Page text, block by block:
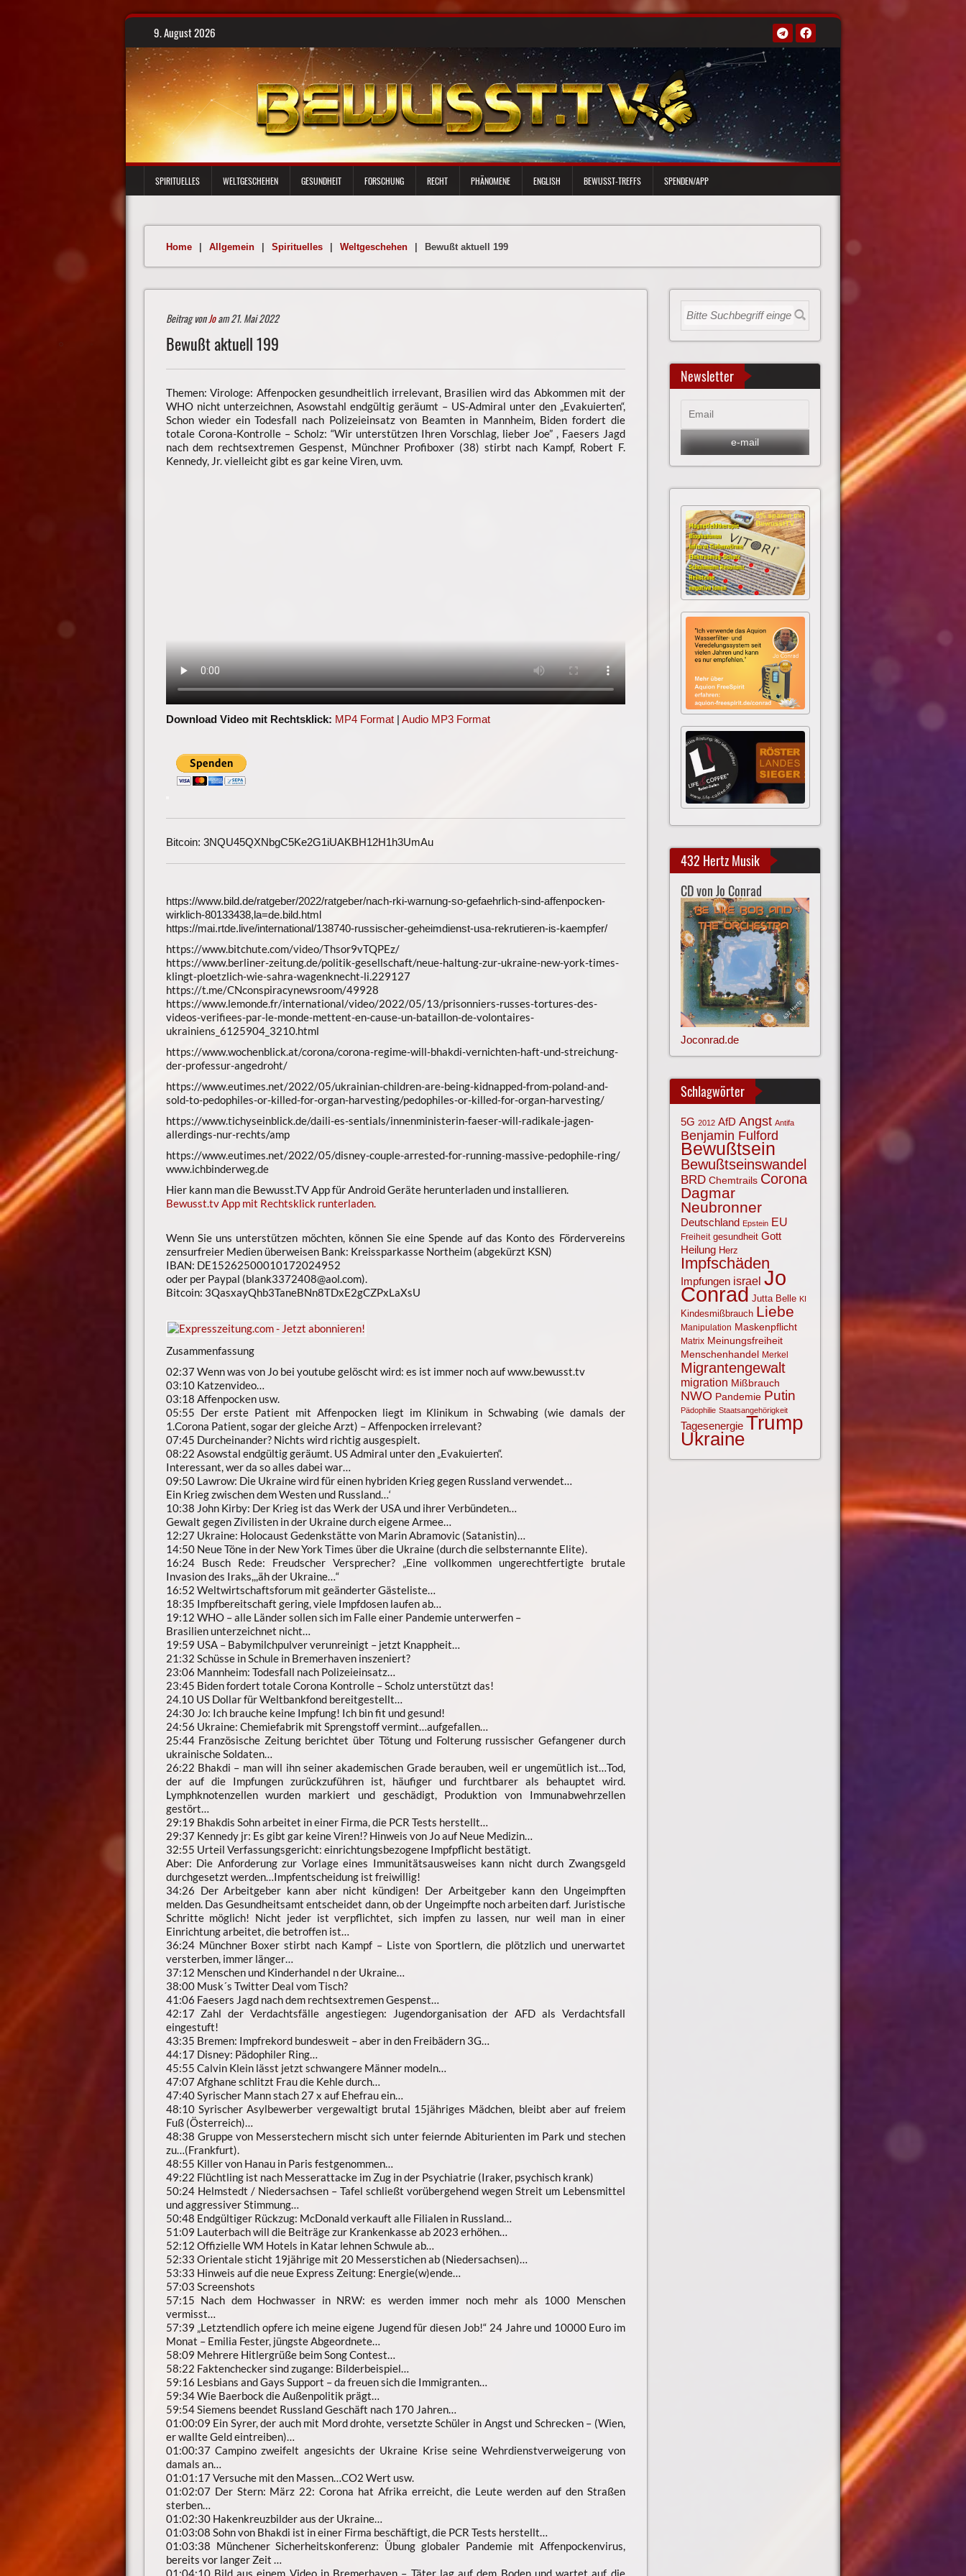
Skip
content
9. August 2026
SPIRITUELLES WELTGESCHEHEN GESUNDHEIT FORSCHUNG RECHT PHÄNOMENE ENGLISH BEWUSST-TREFFS SPENDEN/APP
Home Allgemein Spirituelles Weltgeschehen Bewußt aktuell 199
Beitrag vonJoam 21. Mai 2022
Bewußt aktuell 199
Themen: Virologe: Affenpocken gesundheitlich irrelevant, Brasilien wird das Abkommen mit der
WHO nicht unterzeichnen, Asowstahl endgültig geräumt – US-Admiral unter den „Evakuierten“,
Schon wieder ein Todesfall nach Polizeieinsatz von Beamten in Mannheim, Biden fordert die
totale Corona-Kontrolle – Scholz: “Wir unterstützen Ihren Vorschlag, lieber Joe” , Faesers Jagd
nach dem rechtsextremen Gespenst, Münchner Profiboxer (38) stirbt nach Kampf, Robert F.
Kennedy, Jr. vielleicht gibt es gar keine Viren, uvm.
Download Video mit Rechtsklick: MP4 Format| Audio MP3 Format
Bitcoin: 3NQU45QXNbgC5Ke2G1iUAKBH12H1h3UmAu
https://www.bild.de/ratgeber/2022/ratgeber/nach-rki-warnung-so-gefaehrlich-sind-affenpocken-
wirklich-80133438,la=de.bild.html
https://mai.rtde.live/international/138740-russischer-geheimdienst-usa-rekrutieren-is-kaempfer/
https://www.bitchute.com/video/Thsor9vTQPEz/
https://www.berliner-zeitung.de/politik-gesellschaft/neue-haltung-zur-ukraine-new-york-times-
klingt-ploetzlich-wie-sahra-wagenknecht-li.229127
https://t.me/CNconspiracynewsroom/49928
https://www.lemonde.fr/international/video/2022/05/13/prisonniers-russes-tortures-des-
videos-verifiees-par-le-monde-mettent-en-cause-un-bataillon-de-volontaires-
ukrainiens_6125904_3210.html
https://www.wochenblick.at/corona/corona-regime-will-bhakdi-vernichten-haft-und-streichung-
der-professur-angedroht/
https://www.eutimes.net/2022/05/ukrainian-children-are-being-kidnapped-from-poland-and-
sold-to-pedophiles-or-killed-for-organ-harvesting/pedophiles-or-killed-for-organ-harvesting/
https://www.tichyseinblick.de/daili-es-sentials/innenministerin-faeser-will-radikale-jagen-
allerdings-nur-rechts/amp
https://www.eutimes.net/2022/05/disney-couple-arrested-for-running-massive-pedophile-ring/
www.ichbinderweg.de
Hier kann man die Bewusst.TV App für Android Geräte herunterladen und installieren.
Bewusst.tv App mit Rechtsklick runterladen.
Wenn Sie uns unterstützen möchten, können Sie eine Spende auf das Konto des Fördervereins
zensurfreier Medien überweisen Bank: Kreissparkasse Northeim (abgekürzt KSN)
IBAN: DE15262500010172024952
oder per Paypal (blank3372408@aol.com).
Bitcoin: 3QasxayQhb3TaneBNn8TDxE2gCZPxLaXsU
Zusammenfassung
02:37 Wenn was von Jo bei youtube gelöscht wird: es ist immer noch auf www.bewusst.tv
03:10 Katzenvideo…
03:18 Affenpocken usw.
05:55 Der erste Patient mit Affenpocken liegt im Klinikum in Schwabing (wie damals der
1.Corona Patient, sogar der gleiche Arzt) – Affenpocken irrelevant?
07:45 Durcheinander? Nichts wird richtig ausgespielt.
08:22 Asowstal endgültig geräumt. US Admiral unter den „Evakuierten“.
Interessant, wer da so alles dabei war…
09:50 Lawrow: Die Ukraine wird für einen hybriden Krieg gegen Russland verwendet…
Ein Krieg zwischen dem Westen und Russland…‘
10:38 John Kirby: Der Krieg ist das Werk der USA und ihrer Verbündeten…
Gewalt gegen Zivilisten in der Ukraine durch eigene Armee…
12:27 Ukraine: Holocaust Gedenkstätte von Marin Abramovic (Satanistin)…
14:50 Neue Töne in der New York Times über die Ukraine (durch die selbsternannte Elite).
16:24 Busch Rede: Freudscher Versprecher? „Eine vollkommen ungerechtfertigte brutale
Invasion des Iraks,,,äh der Ukraine…“
16:52 Weltwirtschaftsforum mit geänderter Gästeliste…
18:35 Impfbereitschaft gering, viele Impfdosen laufen ab…
19:12 WHO – alle Länder sollen sich im Falle einer Pandemie unterwerfen –
Brasilien unterzeichnet nicht…
19:59 USA – Babymilchpulver verunreinigt – jetzt Knappheit…
21:32 Schüsse in Schule in Bremerhaven inszeniert?
23:06 Mannheim: Todesfall nach Polizeieinsatz…
23:45 Biden fordert totale Corona Kontrolle – Scholz unterstützt das!
24.10 US Dollar für Weltbankfond bereitgestellt…
24:30 Jo: Ich brauche keine Impfung! Ich bin fit und gesund!
24:56 Ukraine: Chemiefabrik mit Sprengstoff vermint…aufgefallen…
25:44 Französische Zeitung berichtet über Tötung und Folterung russischer Gefangener durch
ukrainische Soldaten…
26:22 Bhakdi – man will ihn seiner akademischen Grade berauben, weil er ungemütlich ist…Tod,
der auf die Impfungen zurückzuführen ist, häufiger und furchtbarer als behauptet wird.
Lymphknotenzellen wurden markiert und geschädigt, Produktion von Immunabwehrzellen
gestört…
29:19 Bhakdis Sohn arbeitet in einer Firma, die PCR Tests herstellt…
29:37 Kennedy jr: Es gibt gar keine Viren!? Hinweis von Jo auf Neue Medizin…
32:55 Urteil Verfassungsgericht: einrichtungsbezogene Impfpflicht bestätigt.
Aber: Die Anforderung zur Vorlage eines Immunitätsausweises kann nicht durch Zwangsgeld
durchgesetzt werden…Impfentscheidung ist freiwillig!
34:26 Der Arbeitgeber kann aber nicht kündigen! Der Arbeitgeber kann den Ungeimpften
melden. Das Gesundheitsamt entscheidet dann, ob der Ungeimpfte noch arbeiten darf. Juristische
Schritte möglich! Nicht jeder ist verpflichtet, sich impfen zu lassen, nur weil man in einer
Einrichtung arbeitet, die betroffen ist…
36:24 Münchner Boxer stirbt nach Kampf – Liste von Sportlern, die plötzlich und unerwartet
versterben, immer länger…
37:12 Menschen und Kinderhandel n der Ukraine…
38:00 Musk´s Twitter Deal vom Tisch?
41:06 Faesers Jagd nach dem rechtsextremen Gespenst…
42:17 Zahl der Verdachtsfälle angestiegen: Jugendorganisation der AFD als Verdachtsfall
eingestuft!
43:35 Bremen: Impfrekord bundesweit – aber in den Freibädern 3G…
44:17 Disney: Pädophiler Ring…
45:55 Calvin Klein lässt jetzt schwangere Männer modeln…
47:07 Afghane schlitzt Frau die Kehle durch…
47:40 Syrischer Mann stach 27 x auf Ehefrau ein…
48:10 Syrischer Asylbewerber vergewaltigt brutal 15jähriges Mädchen, bleibt aber auf freiem
Fuß (Österreich)…
48:38 Gruppe von Messerstechern mischt sich unter feiernde Abiturienten im Park und stechen
zu…(Frankfurt).
48:55 Killer von Hanau in Paris festgenommen…
49:22 Flüchtling ist nach Messerattacke im Zug in der Psychiatrie (Iraker, psychisch krank)
50:24 Helmstedt / Niedersachsen – Tafel schließt vorübergehend wegen Streit um Lebensmittel
und aggressiver Stimmung…
50:48 Endgültiger Rückzug: McDonald verkauft alle Filialen in Russland…
51:09 Lauterbach will die Beiträge zur Krankenkasse ab 2023 erhöhen…
52:12 Offizielle WM Hotels in Katar lehnen Schwule ab…
52:33 Orientale sticht 19jährige mit 20 Messerstichen ab (Niedersachsen)…
53:33 Hinweis auf die neue Express Zeitung: Energie(w)ende…
57:03 Screenshots
57:15 Nach dem Hochwasser in NRW: es werden immer noch mehr als 1000 Menschen
vermisst…
57:39 „Letztendlich opfere ich meine eigene Jugend für diesen Job!“ 24 Jahre und 10000 Euro im
Monat – Emilia Fester, jüngste Abgeordnete…
58:09 Mehrere Hitlergrüße beim Song Contest…
58:22 Faktenchecker sind zugange: Bilderbeispiel…
59:16 Lesbians and Gays Support – da freuen sich die Immigranten…
59:34 Wie Baerbock die Außenpolitik prägt…
59:54 Siemens beendet Russland Geschäft nach 170 Jahren…
01:00:09 Ein Syrer, der auch mit Mord drohte, versetzte Schüler in Angst und Schrecken – (Wien,
er wallte Geld eintreiben)…
01:00:37 Campino zweifelt angesichts der Ukraine Krise seine Wehrdienstverweigerung von
damals an…
01:01:17 Versuche mit den Massen…CO2 Wert usw.
01:02:07 Der Stern: März 22: Corona hat Afrika erreicht, die Leute werden auf den Straßen
sterben…
01:02:30 Hakenkreuzbilder aus der Ukraine…
01:03:08 Sohn von Bhakdi ist in einer Firma beschäftigt, die PCR Tests herstellt…
01:03:38 Münchener Sicherheitskonferenz: Übung globaler Pandemie mit Affenpockenvirus,
bereits vor langer Zeit …
01:04:10 Bild aus einem Video in Bremerhaven – Täter lag auf dem Boden und wartet auf die
Newsletter
432 Hertz Musik
CD von Jo Conrad
Joconrad.de
Schlagwörter
5G 2012 AfD Angst Antifa
Benjamin Fulford
Bewußtsein
Bewußtseinswandel
BRD Chemtrails Corona
Dagmar
Neubronner
Deutschland Epstein EU
Freiheit gesundheit Gott
Heilung Herz
Impfschäden
Impfungen israel Jo
Conrad Jutta Belle KI
Kindesmißbrauch Liebe
Manipulation Maskenpflicht
Matrix Meinungsfreiheit
Menschenhandel Merkel
Migrantengewalt
migration Mißbrauch
NWO Pandemie Putin
Pädophilie Staatsangehörigkeit
Tagesenergie Trump
Ukraine